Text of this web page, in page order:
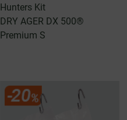
Hunters Kit
DRY AGER DX 500®
Premium S